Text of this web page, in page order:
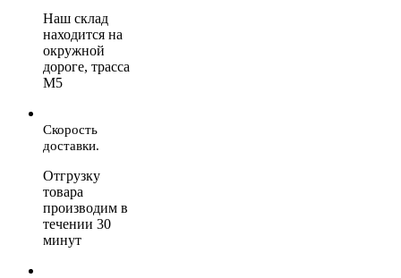
Наш склад
находится на
окружной
дороге, трасса
М5
Скорость
доставки.
Отгрузку
товара
производим в
течении 30
минут